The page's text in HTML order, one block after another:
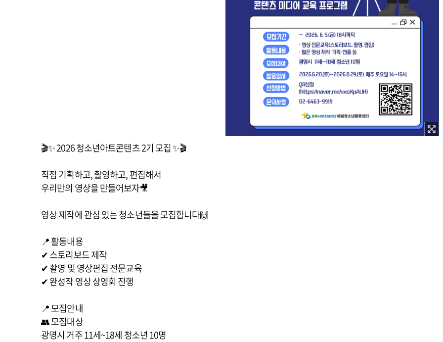
🎬✨ 2026 청소년아트콘텐츠 2기 모집 ✨🎬
직접 기획하고, 촬영하고, 편집해서
우리만의 영상을 만들어보자🎥
영상 제작에 관심 있는 청소년들을 모집합니다🙌
📍 활동내용
✔ 스토리보드 제작
✔ 촬영 및 영상편집 전문교육
✔ 완성작 영상 상영회 진행
📍 모집안내
👥 모집대상
광명시 거주 11세~18세 청소년 10명